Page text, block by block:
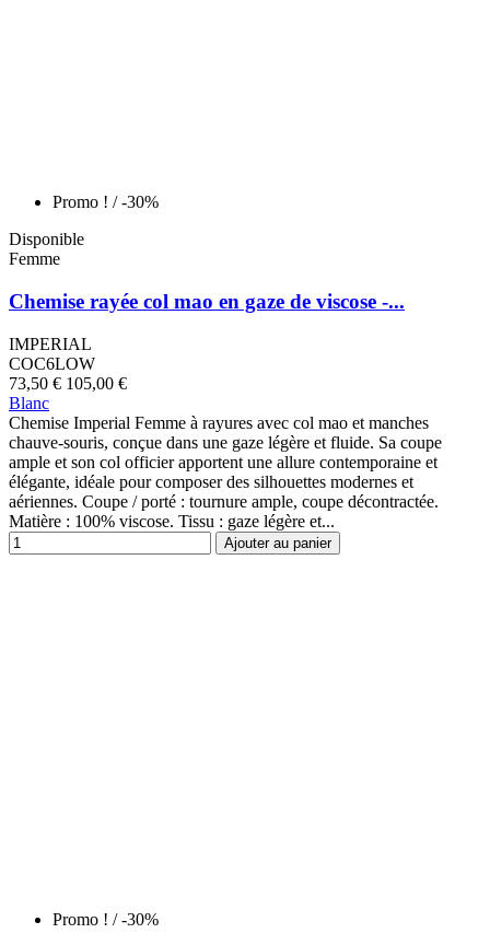
Promo ! / -30%
Disponible
Femme
Chemise rayée col mao en gaze de viscose -...
IMPERIAL
COC6LOW
73,50 € 105,00 €
Blanc
Chemise Imperial Femme à rayures avec col mao et manches
chauve-souris, conçue dans une gaze légère et fluide. Sa coupe
ample et son col officier apportent une allure contemporaine et
élégante, idéale pour composer des silhouettes modernes et
aériennes. Coupe / porté : tournure ample, coupe décontractée.
Matière : 100% viscose. Tissu : gaze légère et...
Ajouter au panier
Promo ! / -30%